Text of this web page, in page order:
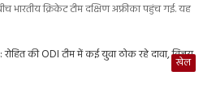
भारतीय क्रिकेट टीम दक्षिण अफ्रीका पहुंच गई. यह
खेल